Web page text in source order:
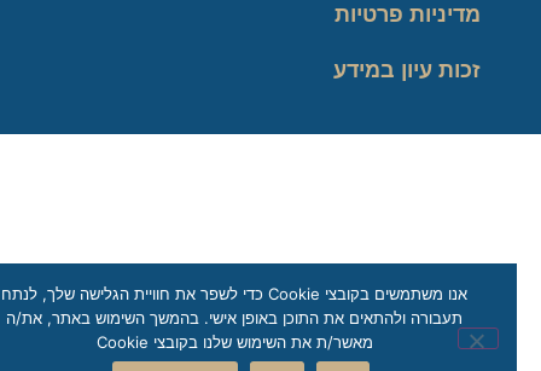
מדיניות פרטיות
זכות עיון במידע
אנו משתמשים בקובצי Cookie כדי לשפר את חוויית הגלישה שלך, לנתח
תעבורה ולהתאים את התוכן באופן אישי. בהמשך השימוש באתר, את/ה
מאשר/ת את השימוש שלנו בקובצי Cookie